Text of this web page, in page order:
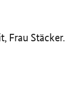
Frau Stäcker.